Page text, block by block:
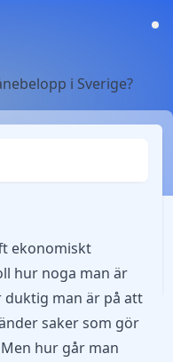
i Sverige?
ekonomiskt
hur noga man är
man är på att
saker som gör
hur går man